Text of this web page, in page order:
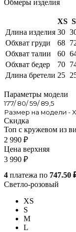
Обмеры изделия
XS S
Длина изделия 30
Обхват груди
68
Обхват талии
60
Обхват бедер
70
Длина бретели 25
Параметры модели
177/ 80/ 59/ 89,5
Размер на модели -
Скидка
Топ с кружевом из
2 990 ₽
Цена верхняя
3 990 ₽
4 платежа по 747.50
Светло-розовый
XS
S
M
L